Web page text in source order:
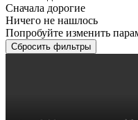
Сначала дорогие
Ничего не нашлось
Попробуйте изменить
Сбросить фильтры